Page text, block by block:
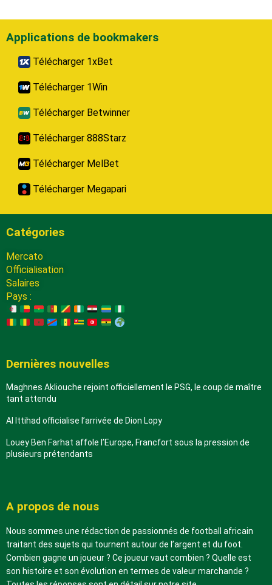
Applications de bookmakers
Télécharger 1xBet
Télécharger 1Win
Télécharger Betwinner
Télécharger 888Starz
Télécharger MelBet
Télécharger Megapari
Catégories
Mercato
Officialisation
Salaires
Pays :
Dernières nouvelles
Maghnes Akliouche rejoint officiellement le PSG, le coup de maître
tant attendu
Al Ittihad officialise l’arrivée de Dion Lopy
Louey Ben Farhat affole l’Europe, Francfort sous la pression de
plusieurs prétendants
A propos de nous
Nous sommes une rédaction de passionnés de football africain
traitant des sujets qui tournent autour de l’argent et du foot.
Combien gagne un joueur ? Ce joueur vaut combien ? Quelle est
son histoire et son évolution en termes de valeur marchande ?